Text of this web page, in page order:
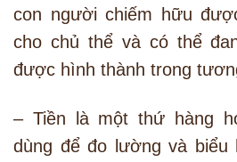
con người chiếm hữu
cho chủ thể và có thể
được hình thành trong
– Tiền là một thứ hàng
dùng để đo lường và biểu